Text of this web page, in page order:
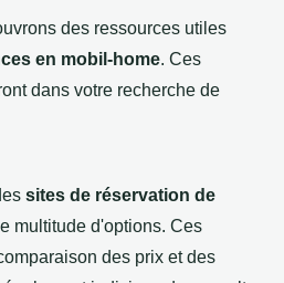
des ressources utiles
en mobil-home. Ces
dans votre recherche de
sites de réservation de
multitude d'options. Ces
des prix et des